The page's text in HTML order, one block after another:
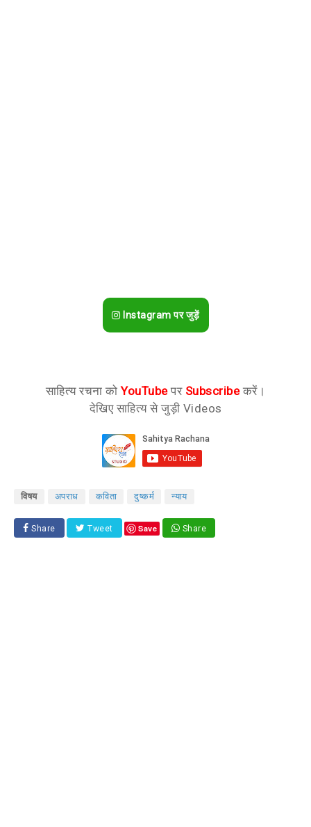
Instagram पर जुड़ें
साहित्य रचना कोYouTubeपर Subscribeकरें।
देखिए साहित्य से जुड़ी Videos
विषय अपराध कविता दुष्कर्म न्याय
Share Tweet Save Share